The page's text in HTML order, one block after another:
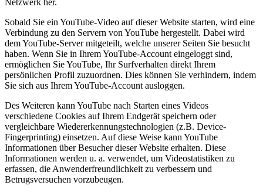
Netzwerk her.
Sobald Sie ein YouTube-Video auf dieser Website starten, wird eine
Verbindung zu den Servern von YouTube hergestellt. Dabei wird
dem YouTube-Server mitgeteilt, welche unserer Seiten Sie besucht
haben. Wenn Sie in Ihrem YouTube-Account eingeloggt sind,
ermöglichen Sie YouTube, Ihr Surfverhalten direkt Ihrem
persönlichen Profil zuzuordnen. Dies können Sie verhindern, indem
Sie sich aus Ihrem YouTube-Account ausloggen.
Des Weiteren kann YouTube nach Starten eines Videos
verschiedene Cookies auf Ihrem Endgerät speichern oder
vergleichbare Wiedererkennungstechnologien (z.B. Device-
Fingerprinting) einsetzen. Auf diese Weise kann YouTube
Informationen über Besucher dieser Website erhalten. Diese
Informationen werden u. a. verwendet, um Videostatistiken zu
erfassen, die Anwenderfreundlichkeit zu verbessern und
Betrugsversuchen vorzubeugen.